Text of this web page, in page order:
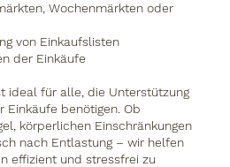
Wochenmärkten oder
von Einkaufslisten
der Einkäufe
ideal für alle, die Unterstützung
Einkäufe benötigen. Ob
körperlichen Einschränkungen
nach Entlastung – wir helfen
effizient und stressfrei zu